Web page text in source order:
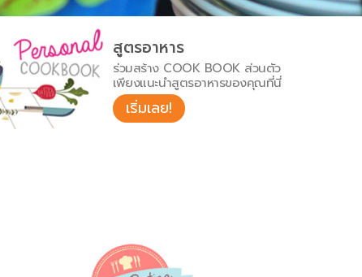
สูตรอาหาร
ร่วมสร้าง COOK BOOK ส่วนตัว
เพียงแนะนำสูตรอาหารของคุณที่นี่
เริ่มเลย!